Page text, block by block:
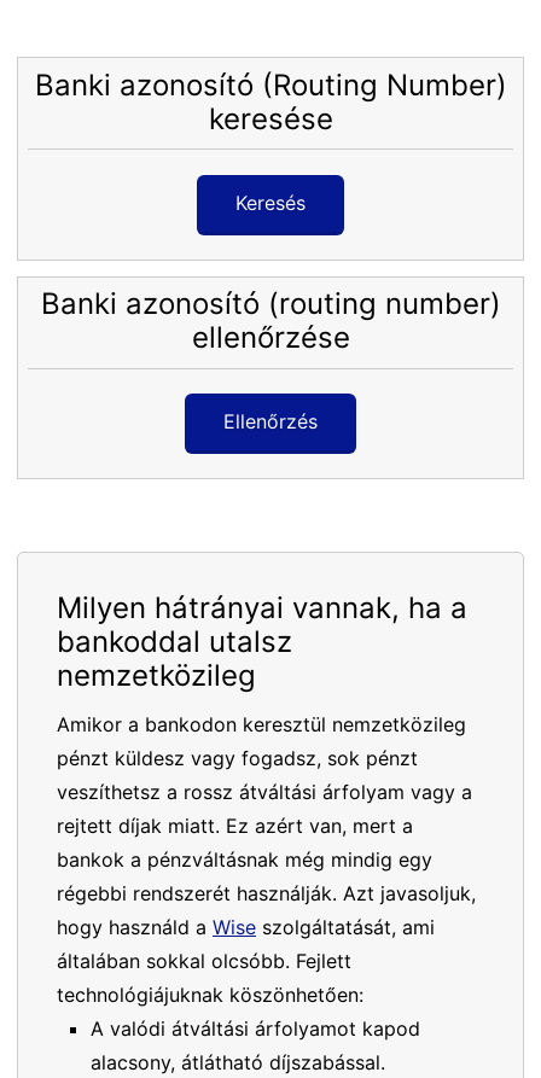
Banki azonosító (Routing Number)
keresése
Keresés
Banki azonosító (routing number)
ellenőrzése
Ellenőrzés
Milyen hátrányai vannak, ha a
bankoddal utalsz
nemzetközileg
Amikor a bankodon keresztül nemzetközileg
pénzt küldesz vagy fogadsz, sok pénzt
veszíthetsz a rossz átváltási árfolyam vagy a
rejtett díjak miatt. Ez azért van, mert a
bankok a pénzváltásnak még mindig egy
régebbi rendszerét használják. Azt javasoljuk,
hogy használd a Wise szolgáltatását, ami
általában sokkal olcsóbb. Fejlett
technológiájuknak köszönhetően:
A valódi átváltási árfolyamot kapod
alacsony, átlátható díjszabással.